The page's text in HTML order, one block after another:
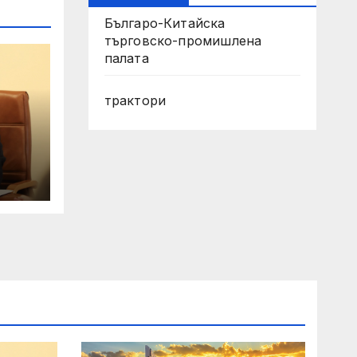
Българо-Китайска
търговско-промишлена
палата
трактори